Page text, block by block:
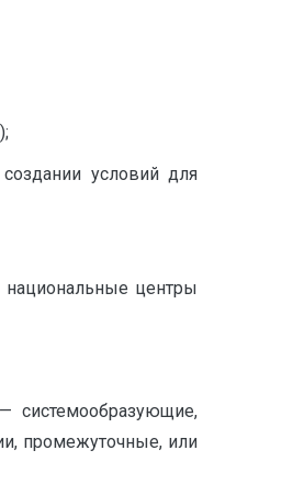
условий для
центры
системообразующие,
промежуточные, или